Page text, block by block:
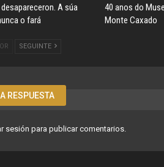
A súa
o fará
40 anos do
Monte Caxado
SEGUINTE
RESPUESTA
sesión para publicar comentarios.